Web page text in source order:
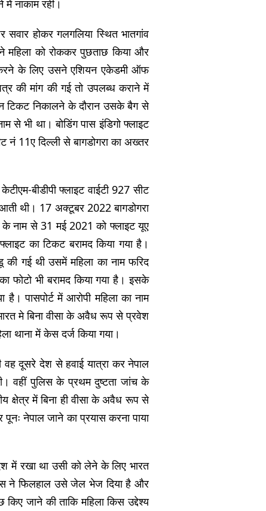
नाकाम रही।
सवार होकर गलगलिया स्थित भातगांव
महिला को रोककर पुछताछ किया और
के लिए उसने एशियन एकेडमी ऑफ
की मांग की गई तो उपलब्ध कराने में
टिकट निकालने के दौरान उसके बैग से
भी था। बोडिंग पास इंडिगो फ्लाइट
11ए दिल्ली से बागडोगरा का अख्तर
बीडीपी फ्लाइट वाईटी 927 सीट
थी। 17 अक्टूबर 2022 बागडोगरा
के नाम से 31 मई 2021 को फ्लाइट यूए
का टिकट बरामद किया गया है।
की गई थी उसमें महिला का नाम फरिद
फोटो भी बरामद किया गया है। इसके
पासपोर्ट में आरोपी महिला का नाम
मे बिना वीसा के अवैध रूप से प्रवेश
थाना में केस दर्ज किया गया।
दूसरे देश से हवाई यात्रा कर नेपाल
वहीं पुलिस के प्रथम दुष्टता जांच के
क्षेत्र में बिना ही वीसा के अवैध रूप से
नेपाल जाने का प्रयास करना पाया
में रखा था उसी को लेने के लिए भारत
ने फिलहाल उसे जेल भेज दिया है और
जाने की ताकि महिला किस उद्देश्य